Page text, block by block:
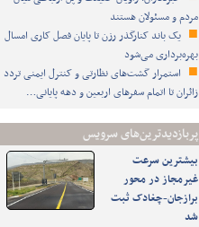
مردم و مسئولان هستند
یک باند کنارگذر رزن تا پایان فصل کاری امسال
بهره‌برداری می‌شود
استمرار گشت‌های نظارتی و کنترل ایمنی تردد
زائران تا اتمام سفرهای اربعین و دهه پایانی…
پربازدیدترین‌های سرویس
بیشترین سرعت
غیرمجاز در محور
برازجان-چغادک ثبت
شد